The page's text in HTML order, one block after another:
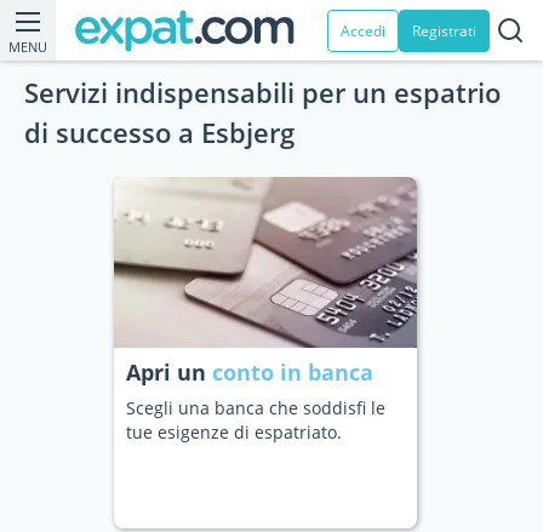
MENU
Accedi Registrati
Servizi indispensabili per un espatrio
di successo a Esbjerg
Apri un conto in banca
Scegli una banca che soddisfi le
tue esigenze di espatriato.